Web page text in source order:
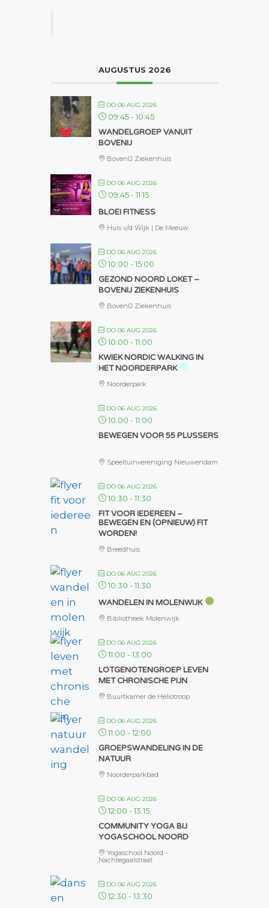
AUGUSTUS 2026
DO 06 AUG 2026
09:45-10:45
WANDELGROEP VANUIT
BOVENIJ
BovenIJ Ziekenhuis
DO 06 AUG 2026
09:45-11:15
BLOEI FITNESS
Huis v/d Wijk | De Meeuw
DO 06 AUG 2026
10:00 -15:00
GEZOND NOORD LOKET –
BOVENIJ ZIEKENHUIS
BovenIJ Ziekenhuis
DO 06 AUG 2026
10:00 -11:00
KWIEK NORDIC WALKING IN
HET NOORDERPARK
Noorderpark
DO 06 AUG 2026
10:00 -11:00
BEWEGEN VOOR 55 PLUSSERS
Speeltuinvereniging Nieuwendam
DO 06 AUG 2026
10:30 -11:30
FIT VOOR IEDEREEN –
BEWEGEN EN (OPNIEUW) FIT
WORDEN!
Breedhuis
DO 06 AUG 2026
10:30 -11:30
WANDELEN IN MOLENWIJK
Bibliotheek Molenwijk
DO 06 AUG 2026
11:00 -13:00
LOTGENOTENGROEP LEVEN
MET CHRONISCHE PIJN
Buurtkamer de Heliotroop
DO 06 AUG 2026
11:00 -12:00
GROEPSWANDELING IN DE
NATUUR
Noorderparkbad
DO 06 AUG 2026
12:00 -13:15
COMMUNITY YOGA BIJ
YOGASCHOOL NOORD
Yogaschool Noord -
Nachtegaalstraat
DO 06 AUG 2026
12:30 -13:30